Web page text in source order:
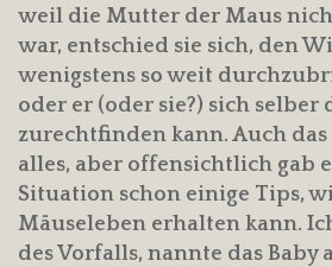
weil die Mutter der Maus
war, entschied sie sich, den
wenigstens so weit
oder er (oder sie?) sich selber
zurechtfinden kann. Auch
alles, aber offensichtlich gab
Situation schon einige Tips,
Mäuseleben erhalten kann.
des Vorfalls, nannte das Baby